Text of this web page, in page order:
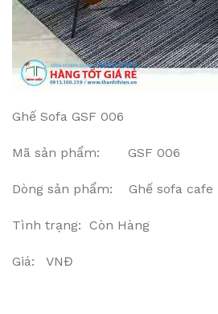
Ghế Sofa GSF 006
Mã sản phẩm: GSF 006
Dòng sản phẩm: Ghế sofa cafe
Tình trạng: Còn Hàng
Giá: VNĐ